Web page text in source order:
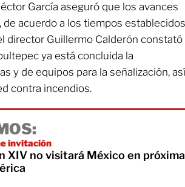
García aseguró que los avances
, de acuerdo a los tiempos establecidos
director Guillermo Calderón constató
ya está concluida la
y de equipos para la señalización, así
contra incendios.
invitación
XIV no visitará México en